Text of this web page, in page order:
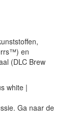
en
(DLC Brew
white |
Ga naar de